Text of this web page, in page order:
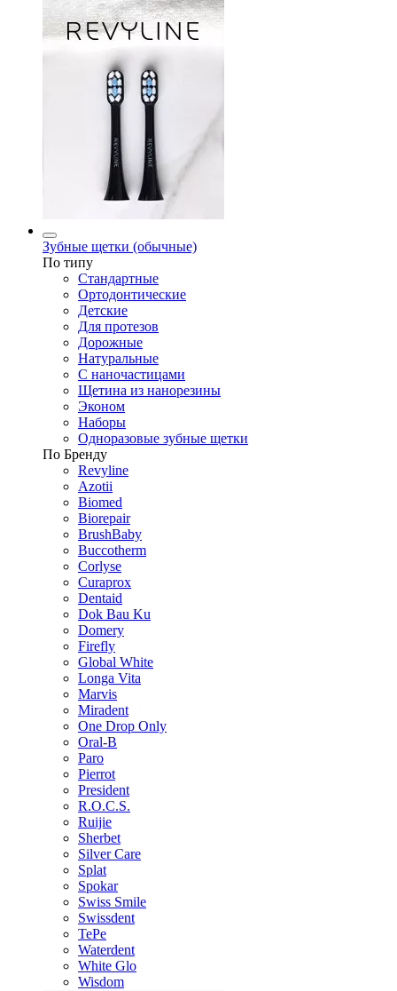
Зубные щетки (обычные)
По типу
Стандартные
Ортодонтические
Детские
Для протезов
Дорожные
Натуральные
С наночастицами
Щетина из нанорезины
Эконом
Наборы
Одноразовые зубные щетки
По Бренду
Revyline
Azotii
Biomed
Biorepair
BrushBaby
Buccotherm
Corlyse
Curaprox
Dentaid
Dok Bau Ku
Domery
Firefly
Global White
Longa Vita
Marvis
Miradent
One Drop Only
Oral-B
Paro
Pierrot
President
R.O.C.S.
Ruijie
Sherbet
Silver Care
Splat
Spokar
Swiss Smile
Swissdent
TePe
Waterdent
White Glo
Wisdom